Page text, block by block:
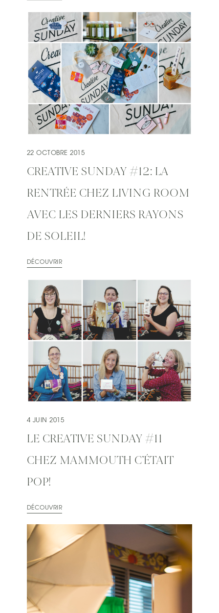
22 OCTOBRE 2015
CREATIVE SUNDAY #12: LA
RENTRÉE CHEZ LIVING ROOM
AVEC LES DERNIERS RAYONS
DE SOLEIL!
DÉCOUVRIR
4 JUIN 2015
LE CREATIVE SUNDAY #11
CHEZ MAMMOUTH C’ÉTAIT
POP!
DÉCOUVRIR